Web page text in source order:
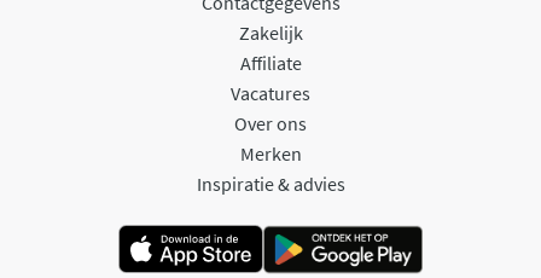
Zakelijk
Affiliate
Vacatures
Over ons
Merken
Inspiratie & advies